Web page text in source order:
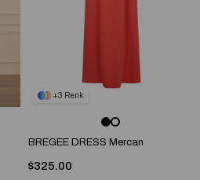
3
BREGEE DRESS Mercan
$325.00